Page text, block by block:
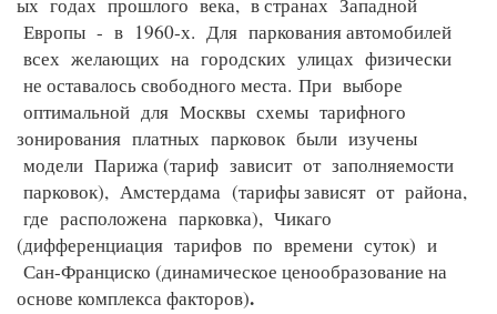
ых годах прошлого века, в странах Западной
Европы - в 1960-х. Для паркования автомобилей
всех желающих на городских улицах физически
не оставалось свободного места. При выборе
оптимальной для Москвы схемы тарифного
зонирования платных парковок были изучены
модели Парижа (тариф зависит от заполняемости
парковок), Амстердама (тарифы зависят от района,
где расположена парковка), Чикаго
(дифференциация тарифов по времени суток) и
Сан-Франциско (динамическое ценообразование на
основе комплекса факторов).